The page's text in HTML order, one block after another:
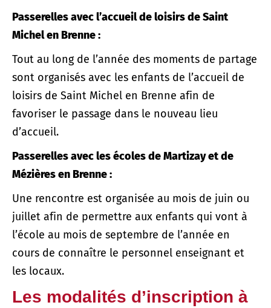
Passerelles avec l’accueil de loisirs de Saint
Michel en Brenne :
Tout au long de l’année des moments de partage
sont organisés avec les enfants de l’accueil de
loisirs de Saint Michel en Brenne afin de
favoriser le passage dans le nouveau lieu
d’accueil.
Passerelles avec les écoles de Martizay et de
Mézières en Brenne :
Une rencontre est organisée au mois de juin ou
juillet afin de permettre aux enfants qui vont à
l’école au mois de septembre de l’année en
cours de connaître le personnel enseignant et
les locaux.
Les modalités d’inscription à